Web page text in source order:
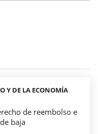
Y DE LA ECONOMÍA
de reembolso e
baja